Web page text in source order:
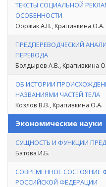
ТЕКСТЫ СОЦИАЛЬНОЙ
ОСОБЕННОСТИ
Ооржак А.В., Крапивкина О.А.
ПРЕДПЕРЕВОДЧЕСКИЙ
ПЕРЕВОДА
Болдырев А.В., Крапивкина
ОБ ИСТОРИИ
НАЗВАНИЯМИ ЧАСТЕЙ ТЕЛА
Козлов В.В., Крапивкина О.А.
Экономические науки
СУЩНОСТЬ И ФУНКЦИИ
Батова И.Б.
СОВРЕМЕННОЕ СОСТОЯНИЕ
РОССИЙСКОЙ ФЕДЕРАЦИИ